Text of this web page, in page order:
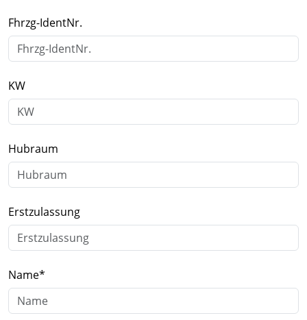
Fhrzg-IdentNr.
KW
Hubraum
Erstzulassung
Name*